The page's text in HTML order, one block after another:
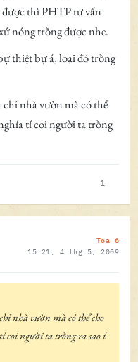
được thì PHTP tư vấn
nóng trồng được nhe.
thiệt bự á, loại đó trồng
chỉ nhà vườn mà có thể
tí coi người ta trồng
1
Toa 6
15:21, 4 thg 5, 2009
nhà vườn mà có thể cho
coi người ta trồng ra sao í